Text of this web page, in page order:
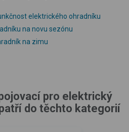
elektrického ohradníku
na novu sezónu
na zimu
pro elektrický
do těchto kategorií